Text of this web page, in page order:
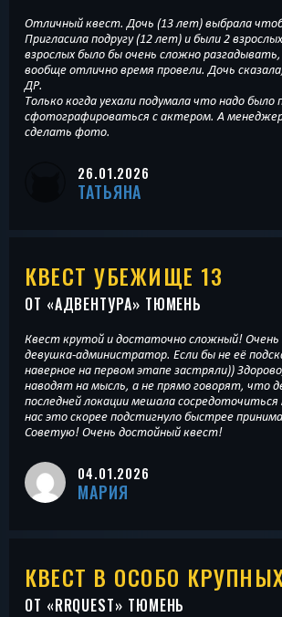
Отличный квест. Дочь (13 лет) выбрала
Пригласила подругу (12 лет) и были 2
взрослых было бы очень сложно
вообще отлично время провели. Дочь
ДР.
Только когда уехали подумала что надо было
сфотографироваться с актером. А
сделать фото.
26.01.2026
ТАТЬЯНА
КВЕСТ УБЕЖИЩЕ 13
ОТ «АДВЕНТУРА» ТЮМЕНЬ
Квест крутой и достаточно сложный! Очень
девушка-администратор. Если бы не её
наверное на первом этапе застряли))
наводят на мысль, а не прямо говорят, что
последней локации мешала сосредоточиться
нас это скорее подстигнуло быстрее
Советую! Очень достойный квест!
04.01.2026
МАРИЯ
КВЕСТ В ОСОБО
ОТ «RRQUEST» ТЮМЕНЬ